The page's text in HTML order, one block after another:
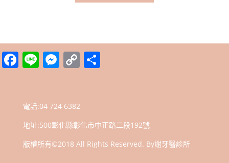
Facebook
LineMessenger
Copy
Link
電話:04 724 6382
地址:500彰化縣彰化市中正路二段192號
版權所有©2018 All Rights Reserved. By謝牙醫診所